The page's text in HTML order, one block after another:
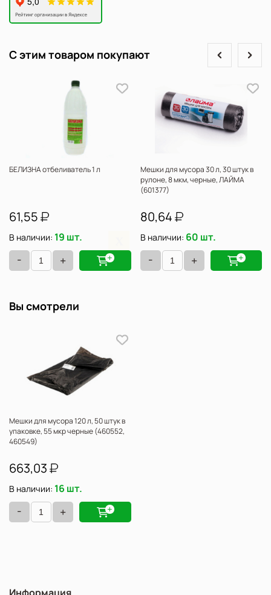
С этим товаром покупают
БЕЛИЗНА отбеливатель 1 л
61,55
В наличии: 19 шт.
- +
Мешки для мусора 30 л, 30 штук в
рулоне, 8 мкм, черные, ЛАЙМА
(601377)
80,64
В наличии: 60 шт.
- +
prev next
Вы смотрели
Мешки для мусора 120 л, 50 штук в
упаковке, 55 мкр черные (460552,
460549)
663,03
В наличии: 16 шт.
- +
X